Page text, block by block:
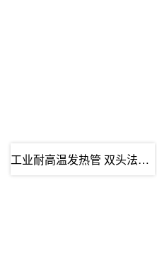
工业耐高温发热管 双头法兰电加热管 不锈···